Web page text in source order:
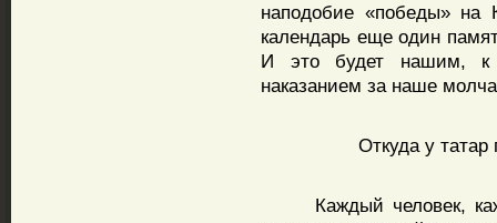
наподобие «победы» на
календарь еще один
И это будет нашим, к
наказанием за наше
Откуда у
Каждый человек,